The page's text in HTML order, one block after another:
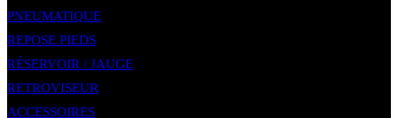
PNEUMATIQUE
REPOSE PIEDS
RÉSERVOIR / JAUGE
RETROVISEUR
ACCESSOIRES